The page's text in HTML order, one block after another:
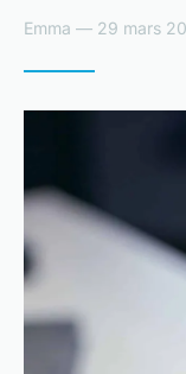
Emma — 29 mars